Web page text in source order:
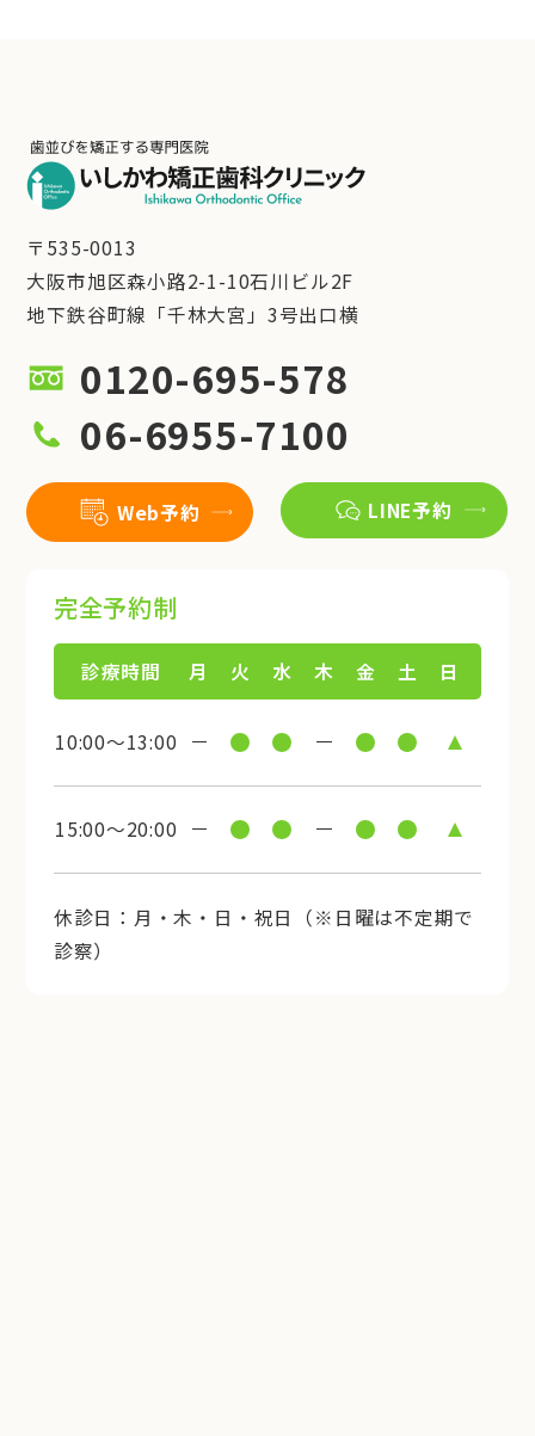
〒535-0013
大阪市旭区森小路2-1-10石川ビル2F
地下鉄谷町線「千林大宮」3号出口横
0120-695-578
06-6955-7100
Web予約 LINE予約
完全予約制
診療時間 月 火 水 木 金 土 日
10:00～13:00
15:00～20:00
休診日：月・木・日・祝日（※日曜は不定期で
診察）